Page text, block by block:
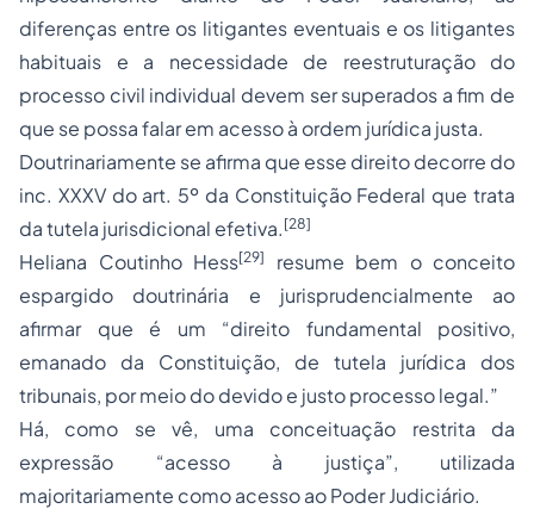
diferenças entre os litigantes eventuais e os litigantes
habituais e a necessidade de reestruturação do
processo civil individual devem ser superados a fim de
que se possa falar em acesso à ordem jurídica justa.
Doutrinariamente se afirma que esse direito decorre do
inc. XXXV do art. 5º da Constituição Federal que trata
da tutela jurisdicional efetiva. [28]
Heliana Coutinho Hess[29]
resume bem o conceito
espargido doutrinária e jurisprudencialmente ao
afirmar que é um “direito fundamental positivo,
emanado da Constituição, de tutela jurídica dos
tribunais, por meio do devido e justo processo legal.”
Há, como se vê, uma conceituação restrita da
expressão “acesso à justiça”, utilizada
majoritariamente como acesso ao Poder Judiciário.